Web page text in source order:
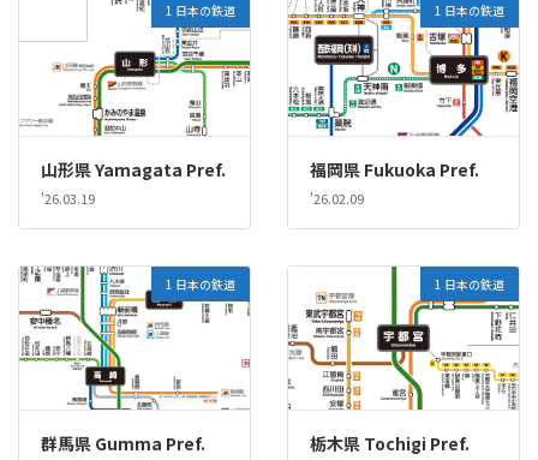
1 日本の鉄道
山形県 Yamagata Pref.
'26.03.19
1 日本の鉄道
福岡県 Fukuoka Pref.
'26.02.09
1 日本の鉄道
群馬県 Gumma Pref.
1 日本の鉄道
栃木県 Tochigi Pref.